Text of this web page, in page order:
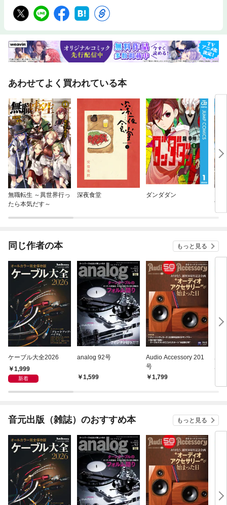
あわせてよく買われている本
無職転生 ～異世界行っ
たら本気だす～
深夜食堂 ダンダダン
同じ作者の本 もっと見る
ケーブル大全2026
1,999
新着
analog 92号
1,599
Audio Accessory 201
号
1,799
ホ
音元出版（雑誌）のおすすめ本 もっと見る